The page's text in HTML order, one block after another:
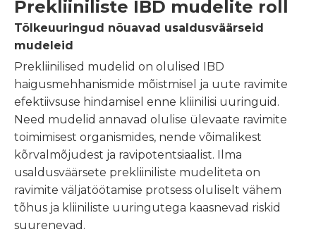
Prekliiniliste IBD mudelite roll
Tõlkeuuringud nõuavad usaldusväärseid
mudeleid
Prekliinilised mudelid on olulised IBD
haigusmehhanismide mõistmisel ja uute ravimite
efektiivsuse hindamisel enne kliinilisi uuringuid.
Need mudelid annavad olulise ülevaate ravimite
toimimisest organismides, nende võimalikest
kõrvalmõjudest ja ravipotentsiaalist. Ilma
usaldusväärsete prekliiniliste mudeliteta on
ravimite väljatöötamise protsess oluliselt vähem
tõhus ja kliiniliste uuringutega kaasnevad riskid
suurenevad.